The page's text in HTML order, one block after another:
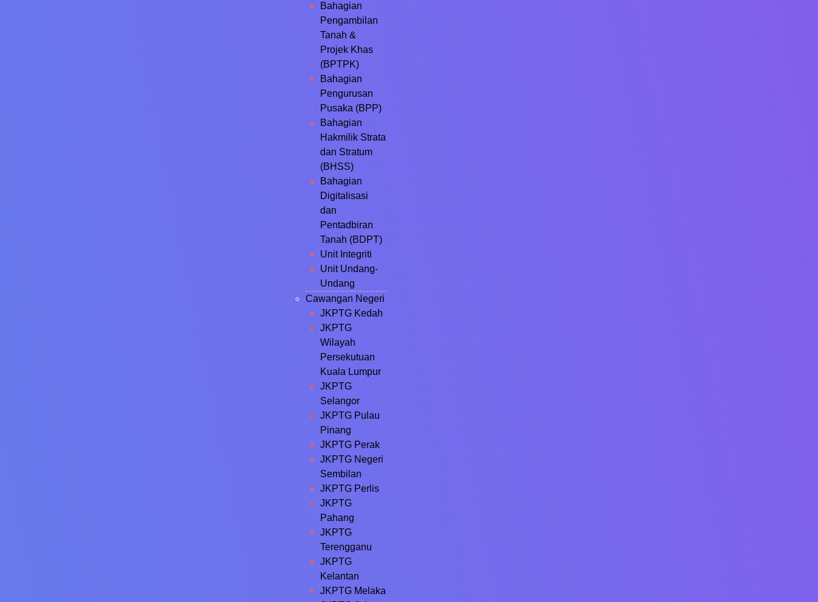
Bahagian
Pengambilan
Tanah &
Projek Khas
(BPTPK)
Bahagian
Pengurusan
Pusaka (BPP)
Bahagian
Hakmilik Strata
dan Stratum
(BHSS)
Bahagian
Digitalisasi
dan
Pentadbiran
Tanah (BDPT)
Unit Integriti
Unit Undang-
Undang
Cawangan Negeri
JKPTG Kedah
JKPTG
Wilayah
Persekutuan
Kuala Lumpur
JKPTG
Selangor
JKPTG Pulau
Pinang
JKPTG Perak
JKPTG Negeri
Sembilan
JKPTG Perlis
JKPTG
Pahang
JKPTG
Terengganu
JKPTG
Kelantan
JKPTG Melaka